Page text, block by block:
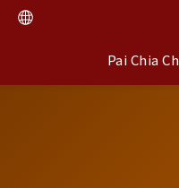
Pai Chia